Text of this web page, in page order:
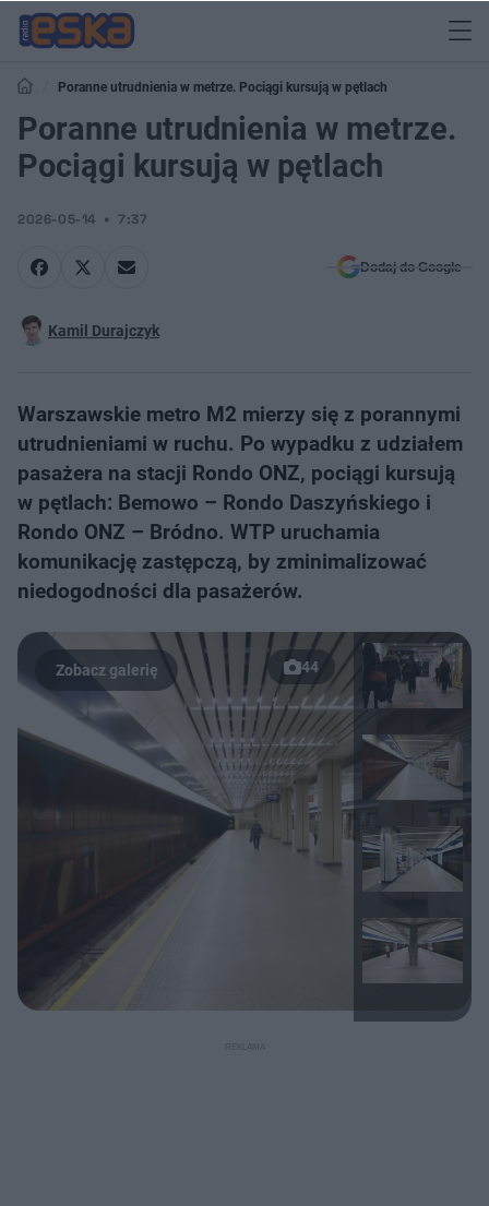
Poranne utrudnienia w metrze. Pociągi kursują w pętlach
Poranne utrudnienia w metrze.
Pociągi kursują w pętlach
2026-05-14 7:37
Dodaj do Google
Kamil Durajczyk
Warszawskie metro M2 mierzy się z porannymi
utrudnieniami w ruchu. Po wypadku z udziałem
pasażera na stacji Rondo ONZ, pociągi kursują
w pętlach: Bemowo – Rondo Daszyńskiego i
Rondo ONZ – Bródno. WTP uruchamia
komunikację zastępczą, by zminimalizować
niedogodności dla pasażerów.
44